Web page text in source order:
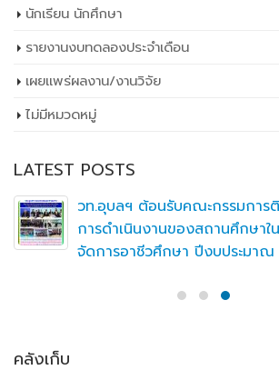
นักเรียน นักศึกษา
รายงานงบทดลองประจำเดือน
เผยเเพร่ผลงาน/งานวิจัย
ไม่มีหมวดหมู่
LATEST POSTS
วท.อุบลฯ ต้อนรับคณะกรรมการ
การดำเนินงานของสถานศึกษาใ
จัดการอาชีวศึกษา ปีงบประมา
คลังเก็บ